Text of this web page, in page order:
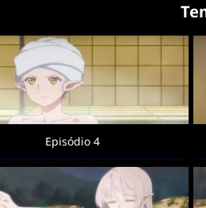
Episódio 4